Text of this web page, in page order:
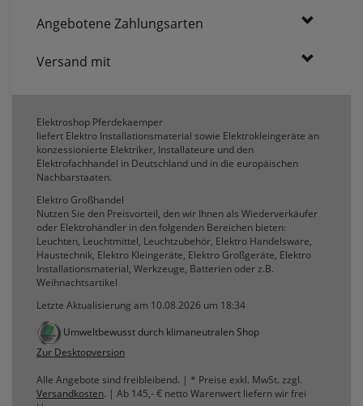
Angebotene Zahlungsarten
Versand mit
Elektroshop Pferdekaemper
liefert Elektro Installationsmaterial sowie Elektrokleingeräte an
konzessionierte Elektriker, Installateure und den
Elektrofachhandel in Deutschland und in die europäischen
Nachbarstaaten.
Elektro Großhandel
Nutzen Sie den Preisvorteil, den wir Ihnen als Wiederverkäufer
oder Elektrohändler in den folgenden Bereichen bieten:
Leuchten, Leuchtmittel, Leuchtzubehör, Elektro Handelsware,
Haustechnik, Elektro Kleingeräte, Elektro Großgeräte, Elektro
Installationsmaterial, Werkzeuge, Batterien oder z.B.
Weihnachtsartikel
Letzte Aktualisierung am 10.08.2026 um 18:34
Umweltbewusst durch klimaneutralen Shop
Zur Desktopversion
Alle Angebote sind freibleibend. | * Preise exkl. MwSt. zzgl.
Versandkosten. | Ab 145,- € netto Warenwert liefern wir frei